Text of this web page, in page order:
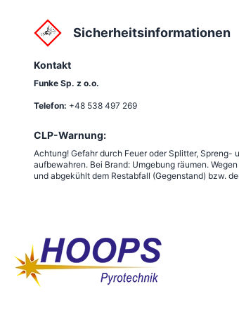
Sicherheitsinformationen
Kontakt
Funke Sp. z o.o.
Telefon: +48 538 497 269
CLP-Warnung:
Achtung! Gefahr durch Feuer oder Splitter,
aufbewahren. Bei Brand: Umgebung räumen.
und abgekühlt dem Restabfall (Gegenstand) bzw.